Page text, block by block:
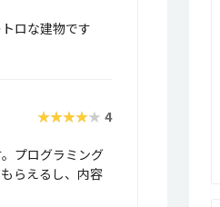
ロな建物です
★★★★★ 4
プログラミング
らえるし、内容